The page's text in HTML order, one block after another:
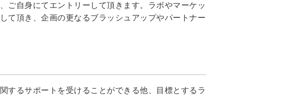
ご自身にてエントリーして頂きます。ラボやマーケッ
て頂き、企画の更なるブラッシュアップやパートナー
するサポートを受けることができる他、目標とするラ